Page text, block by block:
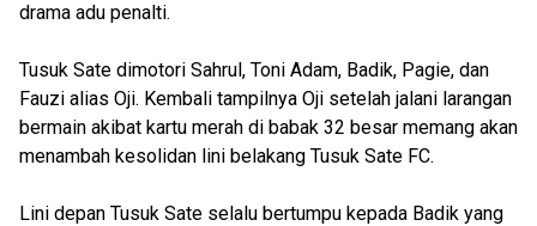
drama adu penalti.
Tusuk Sate dimotori Sahrul, Toni Adam, Badik, Pagie, dan
Fauzi alias Oji. Kembali tampilnya Oji setelah jalani larangan
bermain akibat kartu merah di babak 32 besar memang akan
menambah kesolidan lini belakang Tusuk Sate FC.
Lini depan Tusuk Sate selalu bertumpu kepada Badik yang